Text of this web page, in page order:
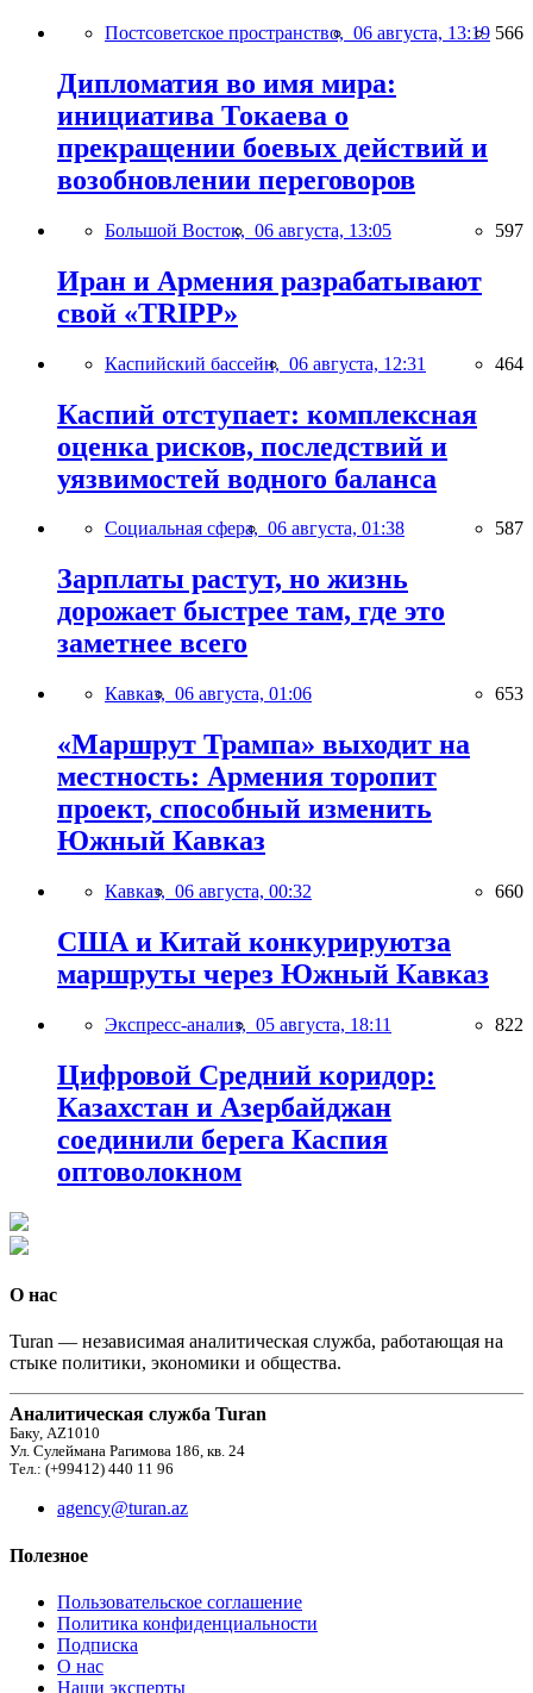
Постсоветское пространство, 06 августа, 13:19 566
Дипломатия во имя мира:
инициатива Токаева о
прекращении боевых действий и
возобновлении переговоров
Большой Восток, 06 августа, 13:05 597
Иран и Армения разрабатывают
свой «TRIPP»
Каспийский бассейн, 06 августа, 12:31 464
Каспий отступает: комплексная
оценка рисков, последствий и
уязвимостей водного баланса
Социальная сфера, 06 августа, 01:38 587
Зарплаты растут, но жизнь
дорожает быстрее там, где это
заметнее всего
Кавказ, 06 августа, 01:06 653
«Маршрут Трампа» выходит на
местность: Армения торопит
проект, способный изменить
Южный Кавказ
Кавказ, 06 августа, 00:32 660
США и Китай конкурируютза
маршруты через Южный Кавказ
Экспресс-анализ, 05 августа, 18:11 822
Цифровой Средний коридор:
Казахстан и Азербайджан
соединили берега Каспия
оптоволокном
О нас
Turan — независимая аналитическая служба, работающая на
стыке политики, экономики и общества.
Аналитическая служба Turan
Баку, AZ1010
Ул. Сулеймана Рагимова 186, кв. 24
Тел.: (+99412) 440 11 96
agency@turan.az
Полезное
Пользовательское соглашение
Политика конфиденциальности
Подписка
О нас
Наши эксперты